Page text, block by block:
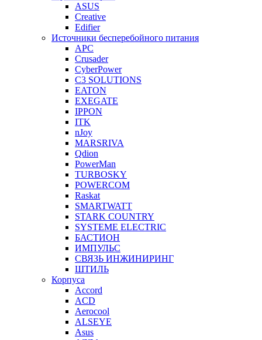
ASUS
Creative
Edifier
Источники бесперебойного питания
APC
Crusader
CyberPower
C3 SOLUTIONS
EATON
EXEGATE
IPPON
ITK
nJoy
MARSRIVA
Qdion
PowerMan
TURBOSKY
POWERCOM
Raskat
SMARTWATT
STARK COUNTRY
SYSTEME ELECTRIC
БАСТИОН
ИМПУЛЬС
СВЯЗЬ ИНЖИНИРИНГ
ШТИЛЬ
Корпуса
Accord
ACD
Aerocool
ALSEYE
Asus